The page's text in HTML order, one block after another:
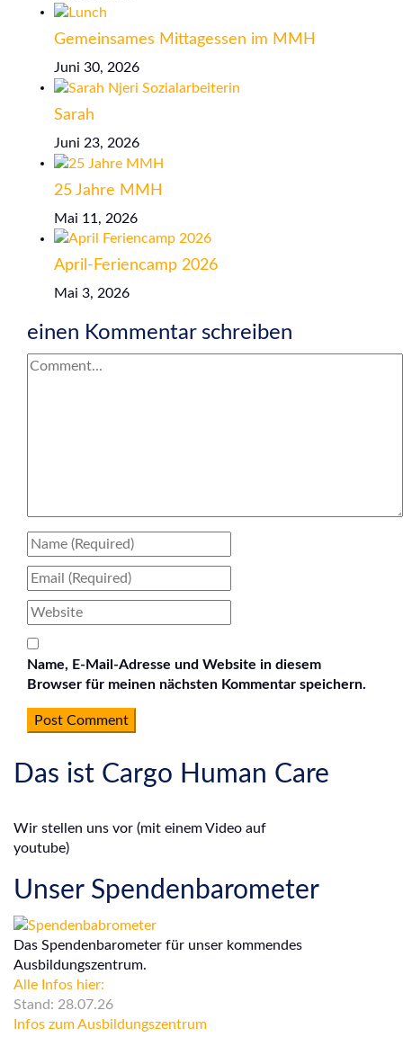
Gemeinsames Mittagessen im MMH
Juni 30, 2026
Sarah
Juni 23, 2026
25 Jahre MMH
Mai 11, 2026
April-Feriencamp 2026
Mai 3, 2026
einen Kommentar schreiben
Name, E-Mail-Adresse und Website in diesem
Browser für meinen nächsten Kommentar speichern.
Das ist Cargo Human Care
Wir stellen uns vor (mit einem Video auf
youtube)
Unser Spendenbarometer
Das Spendenbarometer für unser kommendes
Ausbildungszentrum.
Alle Infos hier:
Stand: 28.07.26
Infos zum Ausbildungszentrum